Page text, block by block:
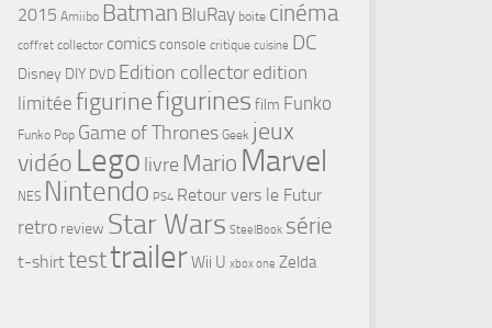
2015 Amiibo Batman BluRay boite cinéma
coffret collector comics console critique cuisine DC
Disney DIY DVD Edition collector edition
limitée figurinefigurines film Funko
Funko Pop Game of Thrones Geek jeux
vidéo Lego livre Mario Marvel
NES Nintendo PS4 Retour vers le Futur
retro review Star Wars SteelBook série
t-shirttesttrailerWii U xbox one Zelda